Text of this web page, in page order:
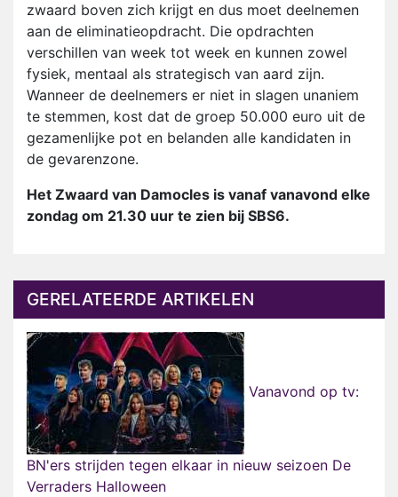
zwaard boven zich krijgt en dus moet deelnemen
aan de eliminatieopdracht. Die opdrachten
verschillen van week tot week en kunnen zowel
fysiek, mentaal als strategisch van aard zijn.
Wanneer de deelnemers er niet in slagen unaniem
te stemmen, kost dat de groep 50.000 euro uit de
gezamenlijke pot en belanden alle kandidaten in
de gevarenzone.
Het Zwaard van Damocles is vanaf vanavond elke
zondag om 21.30 uur te zien bij SBS6.
GERELATEERDE ARTIKELEN
Vanavond op tv:
BN'ers strijden tegen elkaar in nieuw seizoen De
Verraders Halloween